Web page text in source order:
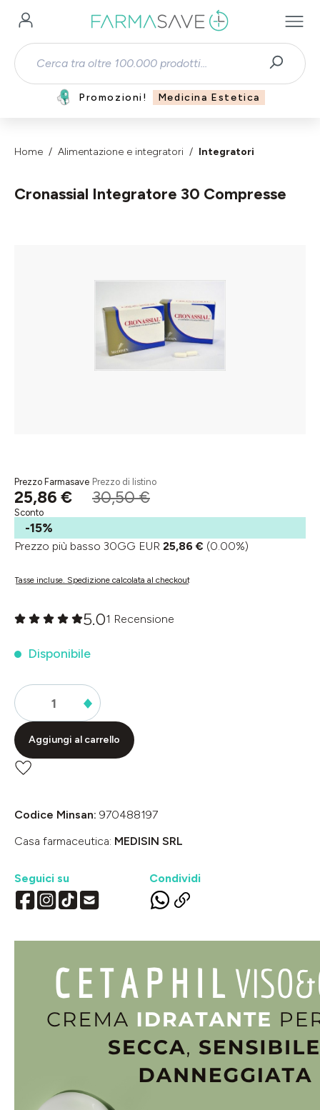
Passa al contenuto principale
Promozioni! Medicina Estetica
Home Alimentazione e integratori Integratori
Cronassial Integratore 30 Compresse
Prezzo Farmasave
25,86 €
Prezzo di listino
30,50 €
Sconto
-15%
Prezzo più basso 30GG EUR 25,86 € (0.00%)
Tasse incluse. Spedizione calcolata al checkout
5.01 Recensione
Disponibile
Aggiungi al carrello
Codice Minsan: 970488197
Casa farmaceutica: MEDISIN SRL
Seguici su Condividi